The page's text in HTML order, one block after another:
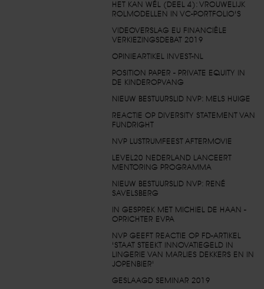
HET KAN WÉL (DEEL 4): VROUWELIJK
ROLMODELLEN IN VC-PORTFOLIO'S
VIDEOVERSLAG EU FINANCIËLE
VERKIEZINGSDEBAT 2019
OPINIEARTIKEL INVEST-NL
POSITION PAPER - PRIVATE EQUITY IN
DE KINDEROPVANG
NIEUW BESTUURSLID NVP: MELS HUIGE
REACTIE OP DIVERSITY STATEMENT VAN
FUNDRIGHT
NVP LUSTRUMFEEST AFTERMOVIE
LEVEL20 NEDERLAND LANCEERT
MENTORING PROGRAMMA
NIEUW BESTUURSLID NVP: RENÉ
SAVELSBERG
IN GESPREK MET MICHIEL DE HAAN -
OPRICHTER EVPA
NVP GEEFT REACTIE OP FD-ARTIKEL
'STAAT STEEKT INNOVATIEGELD IN
LINGERIE VAN MARLIES DEKKERS EN IN
JOPENBIER'
GESLAAGD SEMINAR 2019